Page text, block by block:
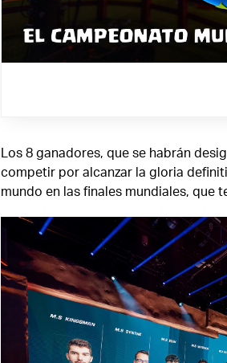
Los 8 ganadores, que se habrán
competir por alcanzar la gloria
mundo en las finales mundiales, que